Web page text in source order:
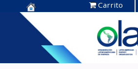
Centro de
Documentación
OLADE -
Carrito